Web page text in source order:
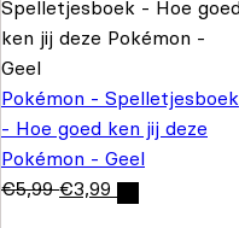
Pokémon - Spelletjesboek
- Hoe goed ken jij deze
Pokémon - Geel
€5,99 €3,99